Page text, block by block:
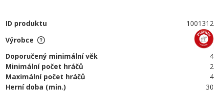
ID produktu
1001312
Výrobce
Doporučený minimální věk
4
Minimální počet hráčů
2
Maximální počet hráčů
4
Herní doba (min.)
30